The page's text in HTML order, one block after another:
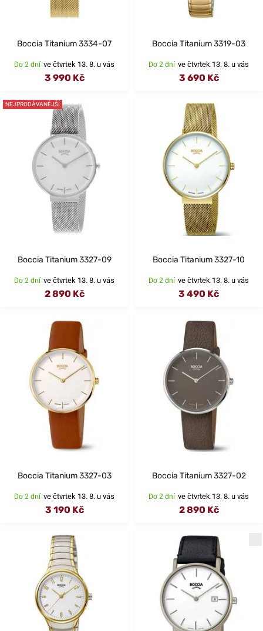
Boccia Titanium 3334-07
Do 2 dní ve čtvrtek 13. 8. u vás
3 990 Kč
Boccia Titanium 3319-03
Do 2 dní ve čtvrtek 13. 8. u vás
3 690 Kč
NEJPRODÁVANĚJŠÍ
Boccia Titanium 3327-09
Do 2 dní ve čtvrtek 13. 8. u vás
2 890 Kč
Boccia Titanium 3327-10
Do 2 dní ve čtvrtek 13. 8. u vás
3 490 Kč
Boccia Titanium 3327-03
Do 2 dní ve čtvrtek 13. 8. u vás
3 190 Kč
Boccia Titanium 3327-02
Do 2 dní ve čtvrtek 13. 8. u vás
2 890 Kč